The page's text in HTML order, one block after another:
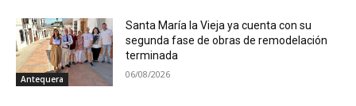
Antequera
Santa María la Vieja ya cuenta con su
segunda fase de obras de remodelación
terminada
06/08/2026